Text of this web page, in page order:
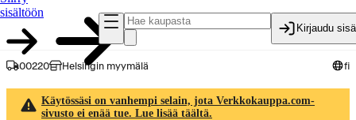
sisältöön
Kirjaudu
00220 Helsingin myymälä fi
Käytössäsi on vanhempi selain, jota Verkkokauppa.com-
sivusto ei enää tue. Lue lisää täältä.